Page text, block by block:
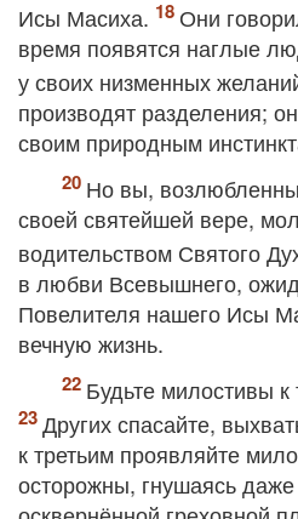
Исы Масиха.
Они
время появятся наглые
у своих низменных
производят разделения;
своим природным
Но вы,
своей святейшей вере,
водительством Святого
в любви Всевышнего,
Повелителя нашего Исы
вечную жизнь.
Будьте милостивы к
Других спасайте,
к третьим проявляйте
осторожны, гнушаясь